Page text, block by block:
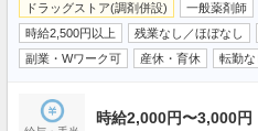
ドラッグストア(調剤併設) 一般薬剤師
時給2,500円以上
残業なし／ほぼなし
副業・Wワーク可
産休・育休 転勤な
時給2,000円〜3,000円